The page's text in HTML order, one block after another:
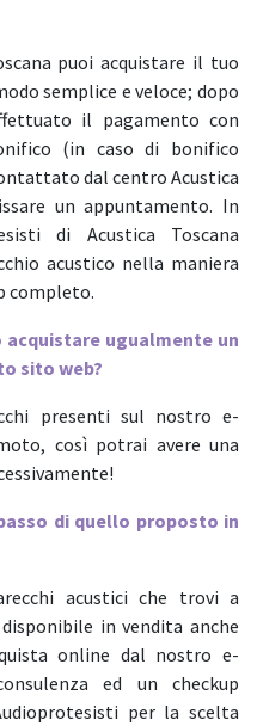
puoi acquistare il tuo
semplice e veloce; dopo
il pagamento con
(in caso di bonifico
dal centro Acustica
un appuntamento. In
di Acustica Toscana
acustico nella maniera
completo.
acquistare ugualmente un
sito web?
presenti sul nostro e-
così potrai avere una
di quello proposto in
acustici che trovi a
in vendita anche
online dal nostro e-
ed un checkup
per la scelta